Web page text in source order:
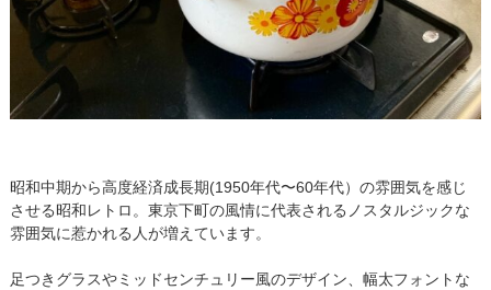
昭和中期から高度経済成長期(1950年代〜60年代）の雰囲気を感じ
させる昭和レトロ。東京下町の風情に代表されるノスタルジックな
雰囲気に惹かれる人が増えています。
足つきグラスやミッドセンチュリー風のデザイン、幅太フォントな